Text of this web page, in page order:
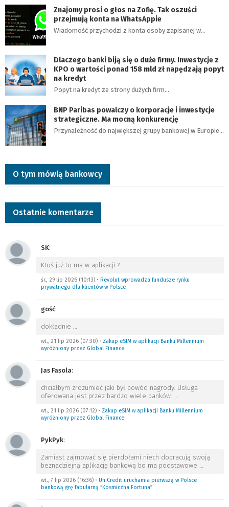
Znajomy prosi o głos na Zofię. Tak oszuści
przejmują konta na WhatsAppie
Wiadomość przychodzi z konta osoby zapisanej w…
Dlaczego banki biją się o duże firmy. Inwestycje z
KPO o wartości ponad 158 mld zł napędzają popyt
na kredyt
Popyt na kredyt ze strony dużych firm…
BNP Paribas powalczy o korporacje i inwestycje
strategiczne. Ma mocną konkurencję
Przynależność do największej grupy bankowej w Europie…
O tym mówią bankowcy
Ostatnie komentarze
SK:
Ktoś już to ma w aplikacji ? …
śr., 29 lip 2026 (10:13) • Revolut wprowadza fundusze rynku
prywatnego dla klientów w Polsce
gość:
dokładnie …
wt., 21 lip 2026 (07:30) • Zakup eSIM w aplikacji Banku Millennium
wyróżniony przez Global Finance
Jas Fasola:
chciałbym zrozumieć jaki był powód nagrody. Usługa
oferowana jest przez bardzo wiele banków. …
wt., 21 lip 2026 (07:12) • Zakup eSIM w aplikacji Banku Millennium
wyróżniony przez Global Finance
PykPyk:
Zamiast zajmować się pierdołami niech dopracują swoją
beznadziejną aplikację bankową bo ma podstawowe …
wt., 7 lip 2026 (16:36) • UniCredit uruchamia pierwszą w Polsce
bankową grę fabularną “Kosmiczna Fortuna”